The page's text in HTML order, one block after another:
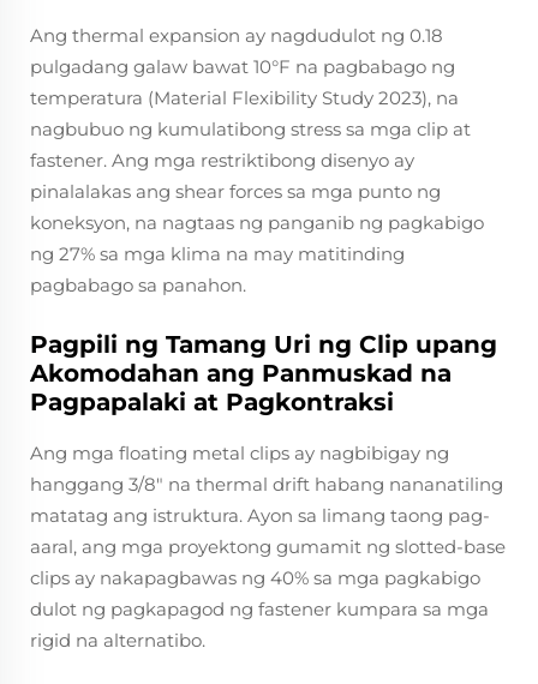
Ang thermal expansion ay nagdudulot ng 0.18
pulgadang galaw bawat 10°F na pagbabago ng
temperatura (Material Flexibility Study 2023), na
nagbubuo ng kumulatibong stress sa mga clip at
fastener. Ang mga restriktibong disenyo ay
pinalalakas ang shear forces sa mga punto ng
koneksyon, na nagtaas ng panganib ng pagkabigo
ng 27% sa mga klima na may matitinding
pagbabago sa panahon.
Pagpili ng Tamang Uri ng Clip upang
Akomodahan ang Panmuskad na
Pagpapalaki at Pagkontraksi
Ang mga floating metal clips ay nagbibigay ng
hanggang 3/8" na thermal drift habang nananatiling
matatag ang istruktura. Ayon sa limang taong pag-
aaral, ang mga proyektong gumamit ng slotted-base
clips ay nakapagbawas ng 40% sa mga pagkabigo
dulot ng pagkapagod ng fastener kumpara sa mga
rigid na alternatibo.